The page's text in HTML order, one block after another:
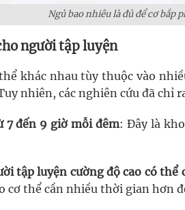
Ngủ bao nhiêu là đủ để cơ bắp
người tập luyện
khác nhau tùy thuộc vào
nhiên, các nghiên cứu đã chỉ
7 đến 9 giờ mỗi đêm: Đây là
tập luyện cường độ cao có thể
cơ thể cần nhiều thời gian hơn